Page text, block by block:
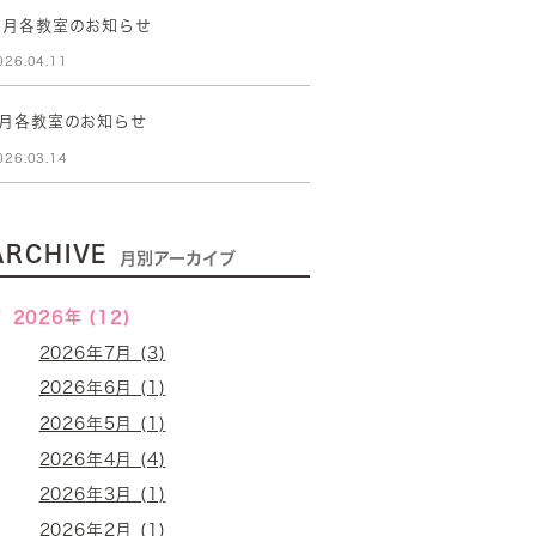
月各教室のお知らせ
各教室のお知らせ
月別アーカイブ
2026年 (12)
2026年7月 (3)
2026年6月 (1)
2026年5月 (1)
2026年4月 (4)
2026年3月 (1)
2026年2月 (1)